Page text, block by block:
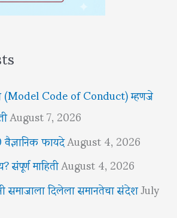
(Model Code of Conduct) म्हणजे
August 7, 2026
वैज्ञानिक फायदेAugust 4, 2026
माहितीAugust 4, 2026
समाजाला दिलेला समानतेचा संदेशJuly